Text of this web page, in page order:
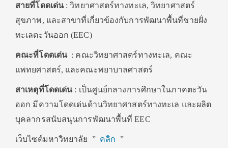
สายที่โดดเด่น: วิทยาศาสตร์ทางทะเล, วิทยาศาสตร์
สุขภาพ, และสาขาที่เกี่ยวข้องกับการพัฒนาพื้นที่ชายฝั่ง
ทะเลตะวันออก (EEC)
คณะที่โดดเด่น: คณะวิทยาศาสตร์ทางทะเล, คณะ
แพทยศาสตร์, และคณะพยาบาลศาสตร์
สาเหตุที่โดดเด่น: เป็นศูนย์กลางการศึกษาในภาคตะวัน
ออก มีความโดดเด่นด้านวิทยาศาสตร์ทางทะเล และผลิต
บุคลากรสนับสนุนการพัฒนาพื้นที่ EEC
เว็บไซต์มหาวิทยาลัย ” คลิก ”